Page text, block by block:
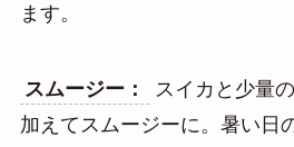
ます。
スムージー：
スイカと少量
加えてスムージーに。暑い日